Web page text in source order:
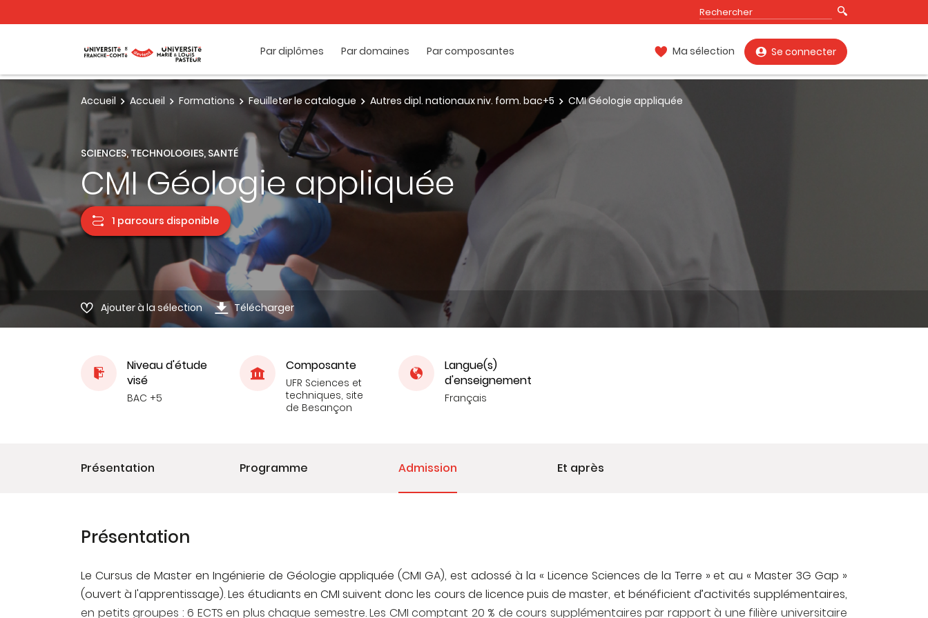
Par diplômes Par domaines Par composantes Ma sélection Se connecter
Accueil Accueil Formations Feuilleter le catalogue Autres dipl. nationaux niv. form. bac+5 CMI Géologie appliquée
SCIENCES, TECHNOLOGIES, SANTÉ
CMI Géologie appliquée
1 parcours disponible
Ajouter à la sélection Télécharger
Niveau d'étude
visé
BAC +5
Composante
UFR Sciences et
techniques, site
de Besançon
Langue(s)
d'enseignement
Français
Présentation Programme Admission Et après
Présentation
Le Cursus de Master en Ingénierie de Géologie appliquée (CMI GA), est adossé à la « Licence Sciences de la Terre » et au « Master 3G Gap »
(ouvert à l'apprentissage). Les étudiants en CMI suivent donc les cours de licence puis de master, et bénéficient d’activités supplémentaires,
en petits groupes : 6 ECTS en plus chaque semestre. Les CMI comptant 20 % de cours supplémentaires par rapport à une filière universitaire